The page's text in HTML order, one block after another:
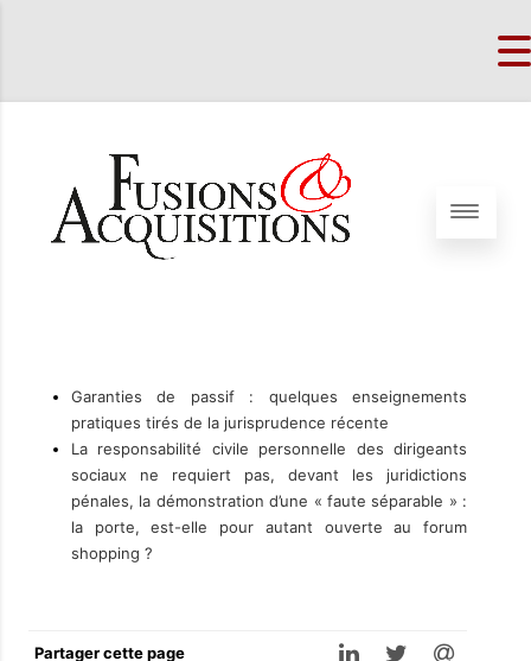
Garanties de passif : quelques enseignements
pratiques tirés de la jurisprudence récente
La responsabilité civile personnelle des dirigeants
sociaux ne requiert pas, devant les juridictions
pénales, la démonstration d’une « faute séparable » :
la porte, est-elle pour autant ouverte au forum
shopping ?
Partager cette page